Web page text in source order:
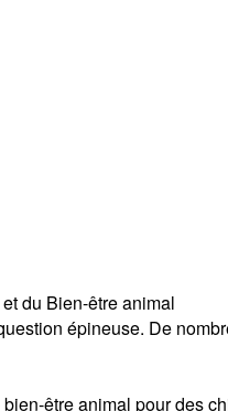
du Bien-être animal
épineuse. De
être animal pour des